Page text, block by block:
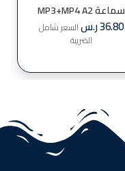
سماعة MP3+MP4 A2
36.80ر.سالسعر شامل
الضريبة